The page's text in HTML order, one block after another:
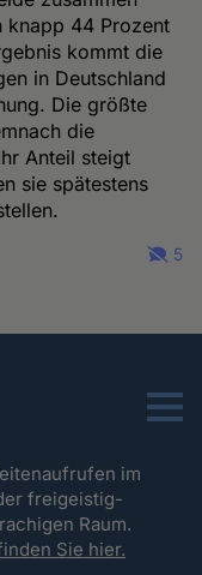
knapp 44 Prozent
kommt die
in Deutschland
Die größte
die
Anteil steigt
sie spätestens
5
Menu
im
freigeistig-
Raum.
Sie hier.